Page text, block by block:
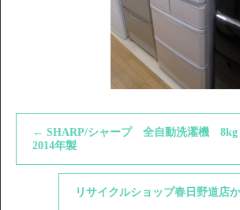
← SHARP/シャープ 全自動洗濯機
2014年製
リサイクルショップ春日野道店